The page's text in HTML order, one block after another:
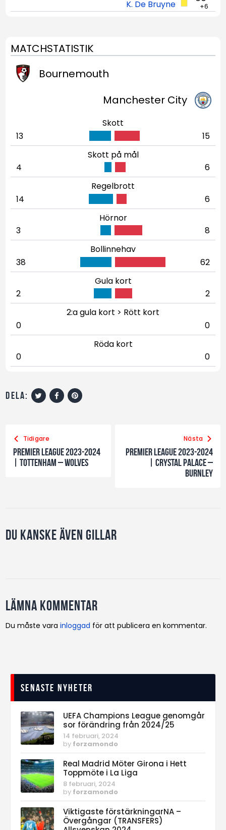
+6
K. De Bruyne
MATCHSTATISTIK
Bournemouth
Manchester City
Skott
13
15
Skott på mål
4
6
Regelbrott
14
6
Hörnor
3
8
Bollinnehav
38
62
Gula kort
2
2
2:a gula kort > Rött kort
0
0
Röda kort
0
0
dela:
Tidigare
Premier League 2023-2024
| Tottenham – Wolves
Nästa
Premier League 2023-2024
| Crystal Palace –
Burnley
Du kanske även gillar
Lämna kommentar
Du måste varainloggad för att publicera en kommentar.
Senaste nyheter
UEFA Champions League genomgår
sor förändring från 2024/25
14 februari, 2024
by forzamondo
Real Madrid Möter Girona i Hett
Toppmöte i La Liga
8 februari, 2024
by forzamondo
Viktigaste förstärkningarNA –
Övergångar (TRANSFERS)